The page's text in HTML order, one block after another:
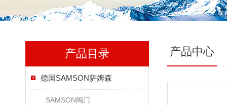
产品目录
德国SAMSON萨姆森
SAMSON阀门
产品中心